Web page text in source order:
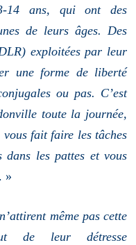
14 ans, qui ont des
de leurs âges. Des
exploitées par leur
une forme de liberté
ou pas. C’est
toute la journée,
fait faire les tâches
dans les pattes et vous
»
même pas cette
de leur détresse